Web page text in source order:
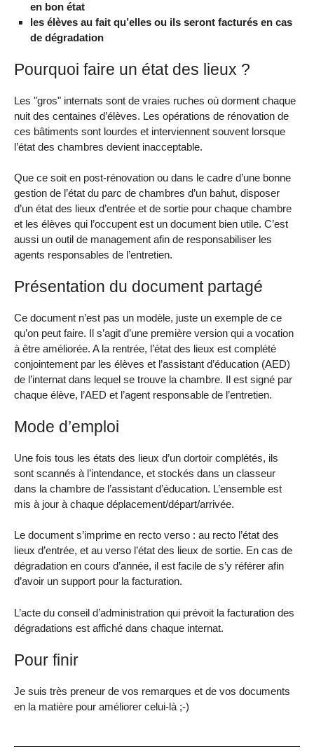
en bon état
les élèves au fait qu’elles ou ils seront facturés en cas
de dégradation
Pourquoi faire un état des lieux ?
Les "gros" internats sont de vraies ruches où dorment chaque
nuit des centaines d’élèves. Les opérations de rénovation de
ces bâtiments sont lourdes et interviennent souvent lorsque
l’état des chambres devient inacceptable.
Que ce soit en post-rénovation ou dans le cadre d’une bonne
gestion de l’état du parc de chambres d’un bahut, disposer
d’un état des lieux d’entrée et de sortie pour chaque chambre
et les élèves qui l’occupent est un document bien utile. C’est
aussi un outil de management afin de responsabiliser les
agents responsables de l’entretien.
Présentation du document partagé
Ce document n’est pas un modèle, juste un exemple de ce
qu’on peut faire. Il s’agit d’une première version qui a vocation
à être améliorée. A la rentrée, l’état des lieux est complété
conjointement par les élèves et l’assistant d’éducation (AED)
de l’internat dans lequel se trouve la chambre. Il est signé par
chaque élève, l’AED et l’agent responsable de l’entretien.
Mode d’emploi
Une fois tous les états des lieux d’un dortoir complétés, ils
sont scannés à l’intendance, et stockés dans un classeur
dans la chambre de l’assistant d’éducation. L’ensemble est
mis à jour à chaque déplacement/départ/arrivée.
Le document s’imprime en recto verso : au recto l’état des
lieux d’entrée, et au verso l’état des lieux de sortie. En cas de
dégradation en cours d’année, il est facile de s’y référer afin
d’avoir un support pour la facturation.
L’acte du conseil d’administration qui prévoit la facturation des
dégradations est affiché dans chaque internat.
Pour finir
Je suis très preneur de vos remarques et de vos documents
en la matière pour améliorer celui-là ;-)